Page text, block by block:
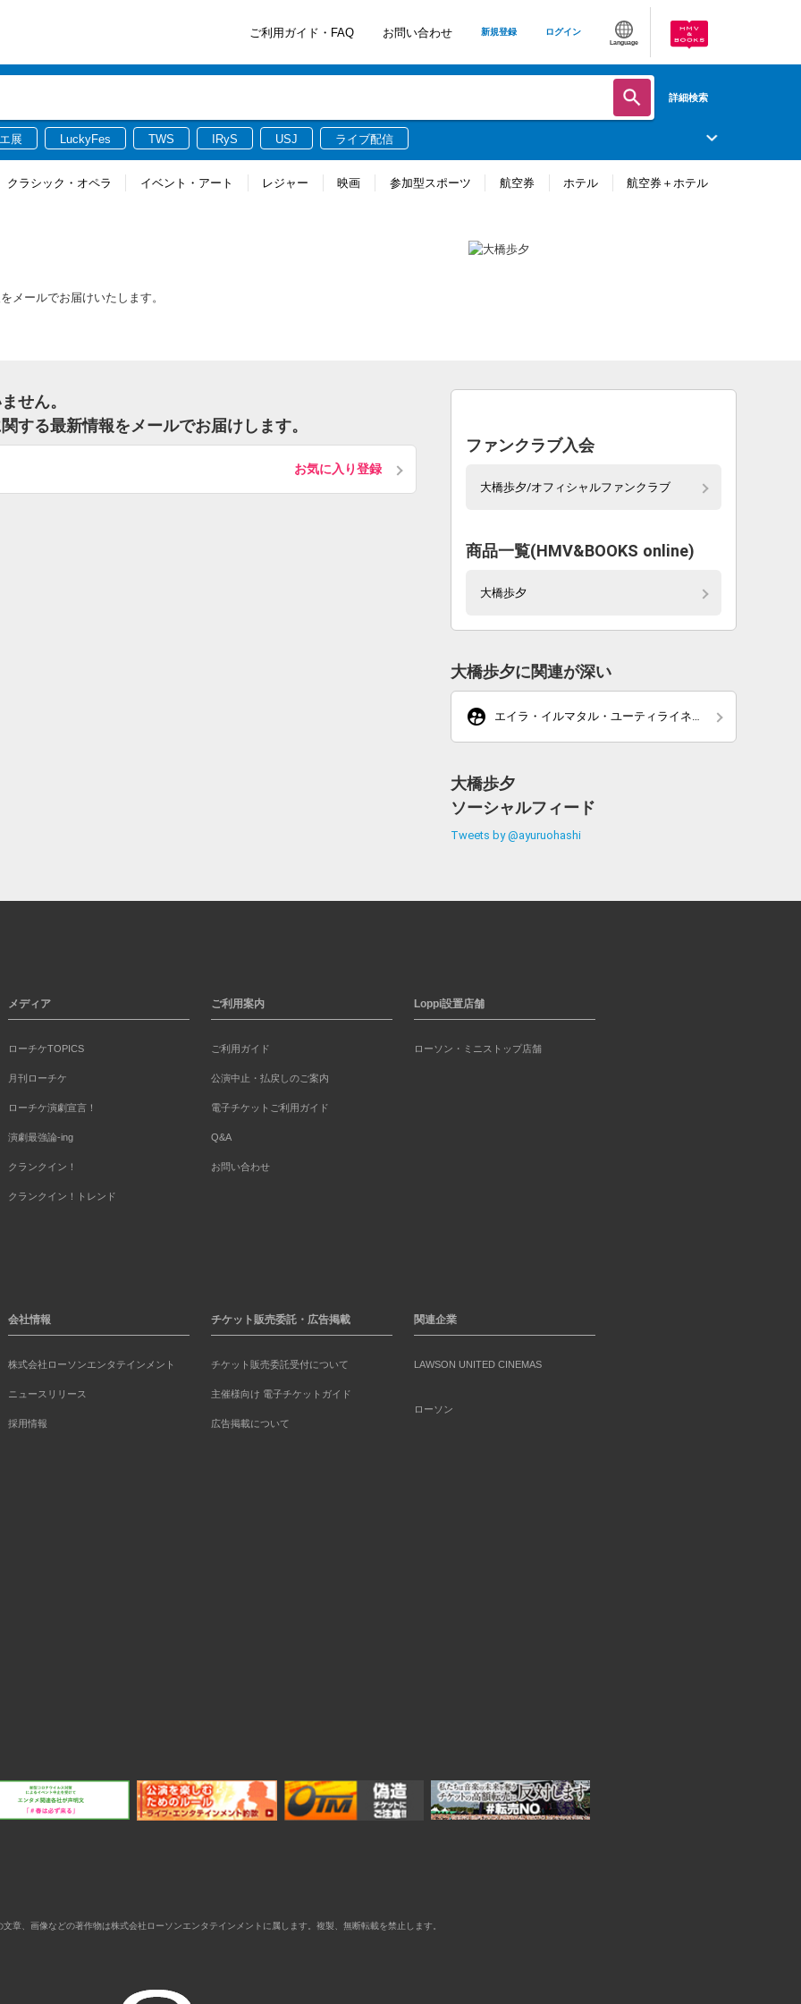
ご利用ガイド・FAQ お問い合わせ 新規登録 ログイン
Language
詳細検索
展 LuckyFes TWS IRyS USJ ライブ配信
クラシック・オペラ イベント・アート レジャー 映画 参加型スポーツ 航空券 ホテル 航空券＋ホテル
メールでお届けいたします。
せん。
する最新情報をメールでお届けします。
お気に入り登録
ファンクラブ入会
大橋歩夕/オフィシャルファンクラブ
商品一覧(HMV&BOOKS online)
大橋歩夕
大橋歩夕に関連が深い
supervised_user_circle
エイラ・イルマタル・ユーティライネ
大橋歩夕
ソーシャルフィード
Tweets by @ayuruohashi
メディア
ローチケTOPICS
月刊ローチケ
ローチケ演劇宣言！
演劇最強論-ing
クランクイン！
クランクイン！トレンド
ご利用案内
ご利用ガイド
公演中止・払戻しのご案内
電子チケットご利用ガイド
Q&A
お問い合わせ
Loppi設置店舗
ローソン・ミニストップ店舗
会社情報
株式会社ローソンエンタテインメント
ニュースリリース
採用情報
チケット販売委託・広告掲載
チケット販売委託受付について
主催様向け 電子チケットガイド
広告掲載について
関連企業
LAWSON UNITED CINEMAS
ローソン
文章、画像などの著作物は株式会社ローソンエンタテインメントに属します。複製、無断転載を禁止します。